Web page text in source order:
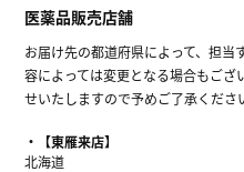
医薬品販売店舗
お届け先の都道府県によって、担当
容によっては変更となる場合もござ
せいたしますので予めご了承くださ
【東雁来店】
北海道